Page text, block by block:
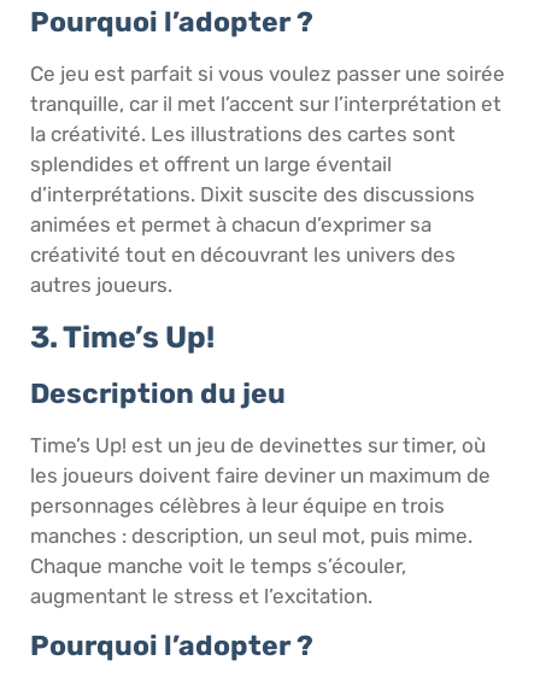
Pourquoi l’adopter ?
Ce jeu est parfait si vous voulez passer une soirée
tranquille, car il met l’accent sur l’interprétation et
la créativité. Les illustrations des cartes sont
splendides et offrent un large éventail
d’interprétations. Dixit suscite des discussions
animées et permet à chacun d’exprimer sa
créativité tout en découvrant les univers des
autres joueurs.
3. Time’s Up!
Description du jeu
Time’s Up! est un jeu de devinettes sur timer, où
les joueurs doivent faire deviner un maximum de
personnages célèbres à leur équipe en trois
manches : description, un seul mot, puis mime.
Chaque manche voit le temps s’écouler,
augmentant le stress et l’excitation.
Pourquoi l’adopter ?